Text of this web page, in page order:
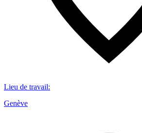
Lieu de travail:
Genève